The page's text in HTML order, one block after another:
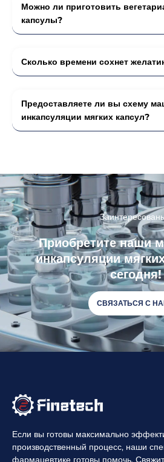
Можно ли приготовить
капсулы?
Сколько времени сохнет
Предоставляете ли вы схему
инкапсуляции мягких капсул?
Приобретите наши
инкапсуляции
сегодня!
СВЯЗАТЬСЯ С
Если вы готовы максимально
производственный процесс, наши
фармацевтике готовы помочь.